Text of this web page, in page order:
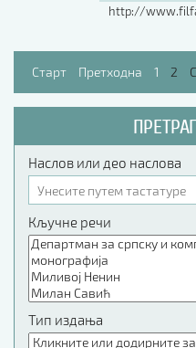
http://
Старт Претходна 1 2
Наслов или део наслова
Кључне речи
Тип издања